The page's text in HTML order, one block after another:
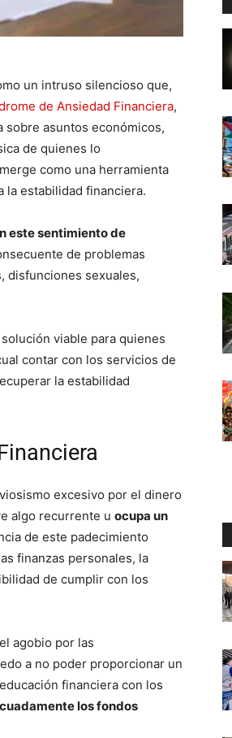
un intruso silencioso que,
de Ansiedad Financiera,
asuntos económicos,
de quienes lo
como una herramienta
la estabilidad financiera.
este sentimiento de
de problemas
disfunciones sexuales,
viable para quienes
contar con los servicios de
la estabilidad
excesivo por el dinero
algo recurrente u ocupa un
de este padecimiento
finanzas personales, la
de cumplir con los
agobio por las
a no poder proporcionar un
financiera con los
los fondos